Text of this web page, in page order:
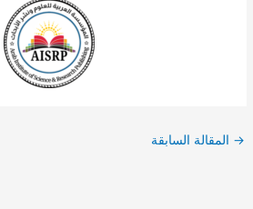
→ المقالة السابقة